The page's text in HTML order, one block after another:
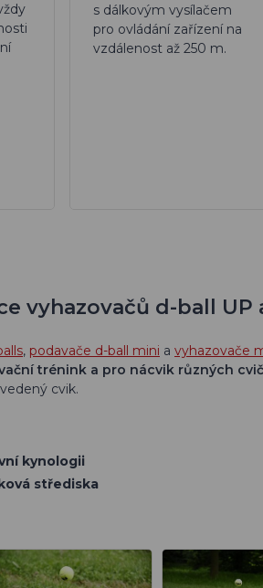
s dálkovým vysílačem
pro ovládání zařízení na
vzdálenost až 250 m.
vyhazovačů d-ball UP
, podavače d-ball mini a vyhazovače
trénink a pro nácvik různých
cvik.
kynologii
střediska